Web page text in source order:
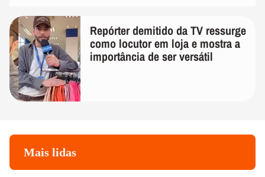
Repórter demitido da TV ressurge
como locutor em loja e mostra a
importância de ser versátil
Mais lidas